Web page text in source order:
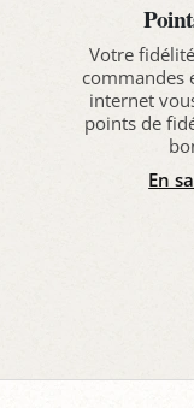
Votre
commandes
internet
points de
En